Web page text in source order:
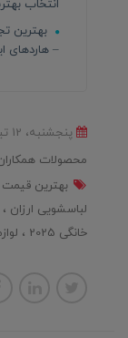
انتخاب
– هاردهای
پنجشنبه، 12 تير 04
محصولات
بهترین قیمت
لباسشویی ارزان
خانگی 2025